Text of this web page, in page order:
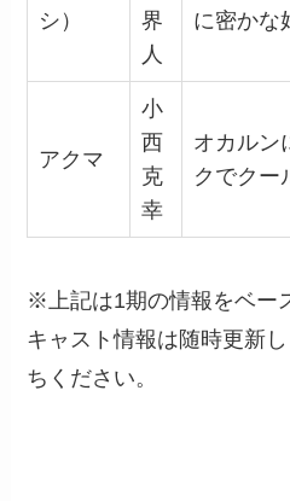
シ）
界
人
に密かな
アクマ
小
西
克
幸
オカルン
クでクー
※上記は1期の情報をベー
キャスト情報は随時更新
ちください。